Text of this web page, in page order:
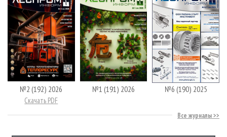
№2 (192) 2026
Скачать PDF
№1 (191) 2026 №6 (190) 2025
Все журналы